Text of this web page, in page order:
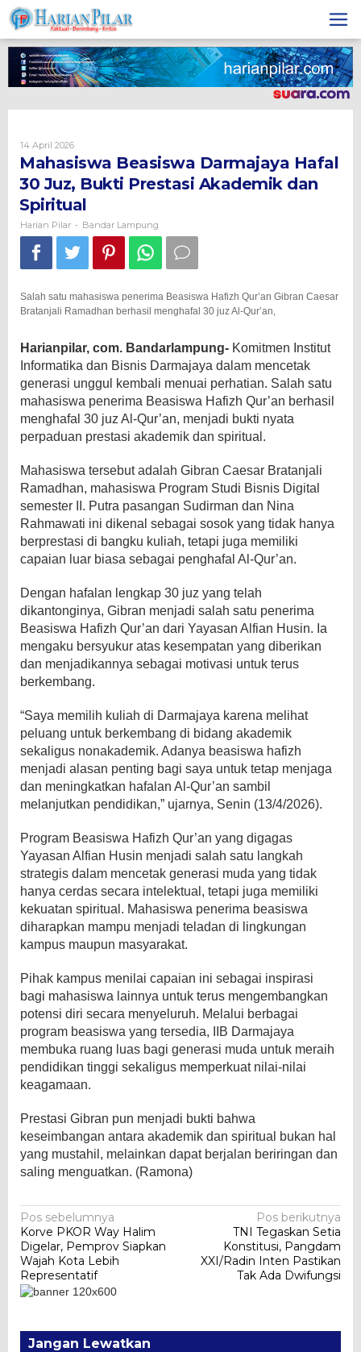
Skip
to
content
14 April 2026Oleh
Harian
Pilar
Mahasiswa Beasiswa Darmajaya Hafal
30 Juz, Bukti Prestasi Akademik dan
Spiritual
Harian Pilar - Bandar Lampung
Salah satu mahasiswa penerima Beasiswa Hafizh Qur’an Gibran Caesar
Bratanjali Ramadhan berhasil menghafal 30 juz Al-Qur’an,
Harianpilar, com. Bandarlampung- Komitmen Institut
Informatika dan Bisnis Darmajaya dalam mencetak
generasi unggul kembali menuai perhatian. Salah satu
mahasiswa penerima Beasiswa Hafizh Qur’an berhasil
menghafal 30 juz Al-Qur’an, menjadi bukti nyata
perpaduan prestasi akademik dan spiritual.
Mahasiswa tersebut adalah Gibran Caesar Bratanjali
Ramadhan, mahasiswa Program Studi Bisnis Digital
semester II. Putra pasangan Sudirman dan Nina
Rahmawati ini dikenal sebagai sosok yang tidak hanya
berprestasi di bangku kuliah, tetapi juga memiliki
capaian luar biasa sebagai penghafal Al-Qur’an.
Dengan hafalan lengkap 30 juz yang telah
dikantonginya, Gibran menjadi salah satu penerima
Beasiswa Hafizh Qur’an dari Yayasan Alfian Husin. Ia
mengaku bersyukur atas kesempatan yang diberikan
dan menjadikannya sebagai motivasi untuk terus
berkembang.
“Saya memilih kuliah di Darmajaya karena melihat
peluang untuk berkembang di bidang akademik
sekaligus nonakademik. Adanya beasiswa hafizh
menjadi alasan penting bagi saya untuk tetap menjaga
dan meningkatkan hafalan Al-Qur’an sambil
melanjutkan pendidikan,” ujarnya, Senin (13/4/2026).
Program Beasiswa Hafizh Qur’an yang digagas
Yayasan Alfian Husin menjadi salah satu langkah
strategis dalam mencetak generasi muda yang tidak
hanya cerdas secara intelektual, tetapi juga memiliki
kekuatan spiritual. Mahasiswa penerima beasiswa
diharapkan mampu menjadi teladan di lingkungan
kampus maupun masyarakat.
Pihak kampus menilai capaian ini sebagai inspirasi
bagi mahasiswa lainnya untuk terus mengembangkan
potensi diri secara menyeluruh. Melalui berbagai
program beasiswa yang tersedia, IIB Darmajaya
membuka ruang luas bagi generasi muda untuk meraih
pendidikan tinggi sekaligus memperkuat nilai-nilai
keagamaan.
Prestasi Gibran pun menjadi bukti bahwa
keseimbangan antara akademik dan spiritual bukan hal
yang mustahil, melainkan dapat berjalan beriringan dan
saling menguatkan. (Ramona)
Navigasi
pos
Pos sebelumnya
Korve PKOR Way Halim
Digelar, Pemprov Siapkan
Wajah Kota Lebih
Representatif
Pos berikutnya
TNI Tegaskan Setia
Konstitusi, Pangdam
XXI/Radin Inten Pastikan
Tak Ada Dwifungsi
Jangan Lewatkan